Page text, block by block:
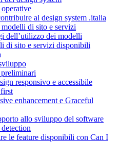
al design system .italia
di sito e servizi
dell’utilizzo dei modelli
di sito e servizi disponibili
responsivo e accessibile
enhancement e Graceful
allo sviluppo del software
le feature disponibili con Can I